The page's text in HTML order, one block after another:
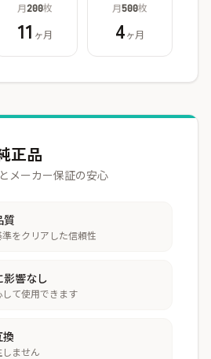
月200枚
11 ヶ月
月500枚
4ヶ月
正品
メーカー保証の安心
質
をクリアした信頼性
影響なし
て使用できます
換
ません